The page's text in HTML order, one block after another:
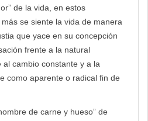
de la vida, en estos
se siente la vida de manera
que yace en su concepción
frente a la natural
cambio constante y a la
como aparente o radical fin de
de carne y hueso” de